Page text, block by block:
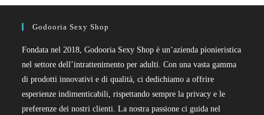
Godooria Sexy Shop
Fondata nel 2018, Godooria Sexy Shop è un’azienda pionieristica
nel settore dell’intrattenimento per adulti. Con una vasta gamma
di prodotti innovativi e di qualità, ci dedichiamo a offrire
esperienze indimenticabili, rispettando sempre la privacy e le
preferenze dei nostri clienti. La nostra passione ci guida nel